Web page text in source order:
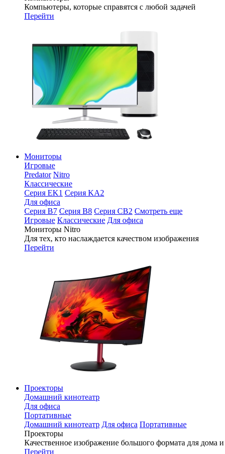
Компьютеры, которые справятся с любой задачей
Перейти
Мониторы
Игровые
Predator Nitro
Классические
Серия EK1 Серия KA2
Для офиса
Серия B7 Серия B8 Серия CB2 Смотреть еще
Игровые Классические Для офиса
Мониторы Nitro
Для тех, кто наслаждается качеством изображения
Перейти
Проекторы
Домашний кинотеатр
Для офиса
Портативные
Домашний кинотеатр Для офиса Портативные
Проекторы
Качественное изображение большого формата для дома
Перейти